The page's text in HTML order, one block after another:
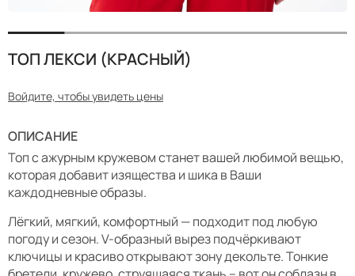
ТОП ЛЕКСИ (КРАСНЫЙ)
Войдите, чтобы увидеть цены
ОПИСАНИЕ
Топ с ажурным кружевом станет вашей любимой вещью,
которая добавит изящества и шика в Ваши
каждодневные образы.
Лёгкий, мягкий, комфортный — подходит под любую
погоду и сезон. V-образный вырез подчёркивают
ключицы и красиво открывают зону декольте. Тонкие